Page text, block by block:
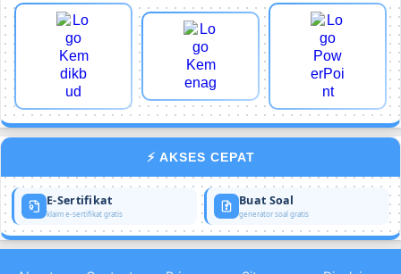
⚡ AKSES CEPAT
E-Sertifikat
klaim e-sertifikat gratis
Buat Soal
generator soal gratis